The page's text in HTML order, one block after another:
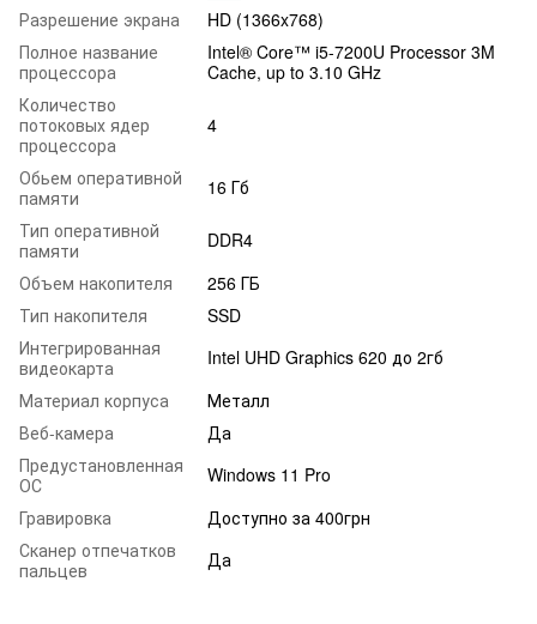
Разрешение экрана
HD (1366x768)
Полное название
процессора
Intel® Core™ i5-7200U Processor 3M
Cache, up to 3.10 GHz
Количество
потоковых ядер
процессора
4
Обьем оперативной
памяти
16 Гб
Тип оперативной
памяти
DDR4
Объем накопителя
256 ГБ
Тип накопителя
SSD
Интегрированная
видеокарта
Intel UHD Graphics 620 до 2гб
Материал корпуса
Металл
Веб-камера
Да
Предустановленная
ОС
Windows 11 Pro
Гравировка
Доступно за 400грн
Сканер отпечатков
пальцев
Да